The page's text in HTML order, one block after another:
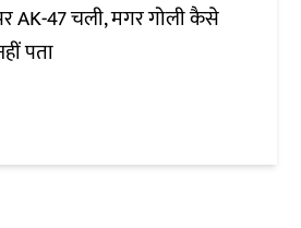
पर AK-47 चली, मगर गोली कैसे
पता